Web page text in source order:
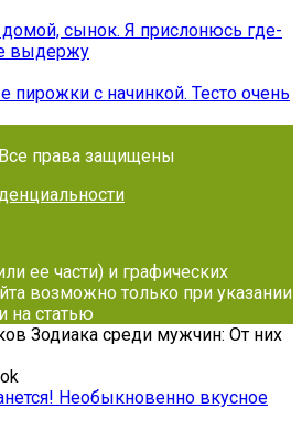
сынок. Я прислонюсь где-
выдержу
пирожки с начинкой. Тесто очень
права защищены
ее части) и графических
возможно только при указании
на статью
Зодиака среди мужчин: От них
Необыкновенно вкусное